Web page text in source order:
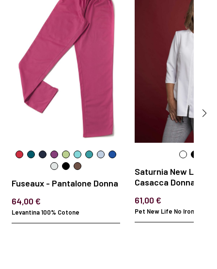
Fuseaux - Pantalone Donna
64,00 €
Levantina 100% Cotone
Saturnia New Life -
Casacca Donna
61,00 €
Pet New Life No Iron